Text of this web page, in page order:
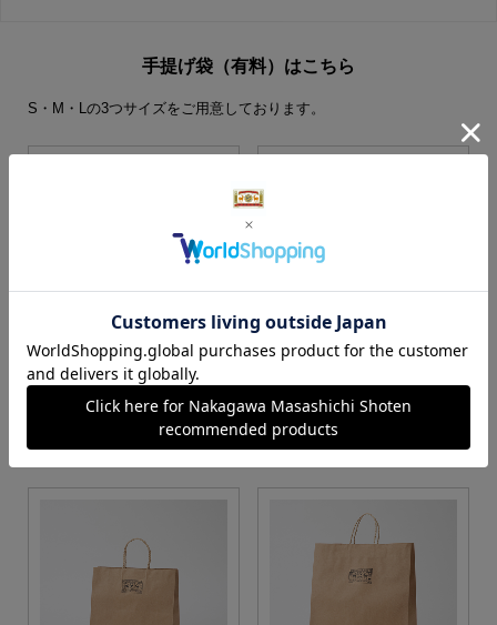
手提げ袋（有料）はこちら
S・M・Lの3つサイズをご用意しております。
S・M・Lサイズより当店に
お任せ
カートに入れる カートに入れる